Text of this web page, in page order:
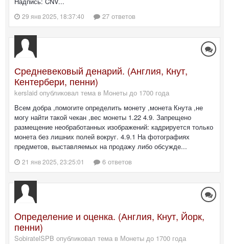
29 янв 2025, 18:37:40 27 ответов
Средневековый денарий. (Англия, Кнут,
Кентербери, пенни)
kerslaid опубликовал тема в Монеты до 1700 года
Всем добра ,помогите определить монету ,монета Кнута ,не
могу найти такой чекан ,вес монеты 1.22 4.9. Запрещено
размещение необработанных изображений: кадрируется только
монета без лишних полей вокруг. 4.9.1 На фотографиях
предметов, выставляемых на продажу либо обсужде...
21 янв 2025, 23:25:01 6 ответов
Oпределение и оценка. (Англия, Кнут, Йорк,
пенни)
SobiratelSPB опубликовал тема в Монеты до 1700 года